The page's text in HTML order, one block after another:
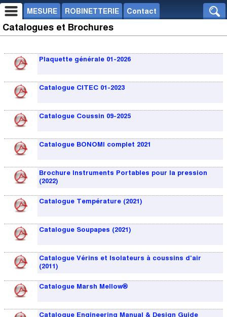
MESURE ROBINETTERIE Contact
Catalogues et Brochures
Plaquette générale 01-2026
Catalogue CITEC 01-2023
Catalogue Coussin 09-2025
Catalogue BONOMI complet 2021
Brochure Instruments Portables pour la pression
(2022)
Catalogue Température (2021)
Catalogue Soupapes (2021)
Catalogue Vérins et Isolateurs à coussins d'air
(2011)
Catalogue Marsh Mellow®
Catalogue Engineering Manual & Design Guide